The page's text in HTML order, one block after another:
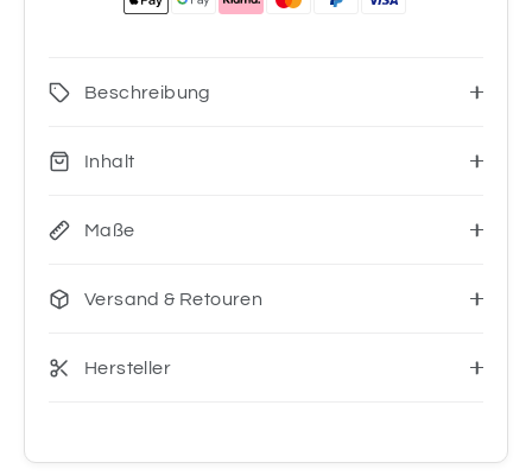
Beschreibung
Inhalt
Maße
Versand & Retouren
Hersteller